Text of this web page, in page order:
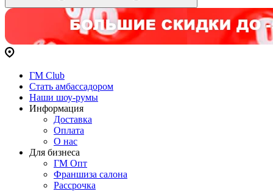
ГМ Club
Стать амбассадором
Наши шоу-румы
Информация
Доставка
Оплата
О нас
Для бизнеса
ГМ Опт
Франшиза салона
Рассрочка